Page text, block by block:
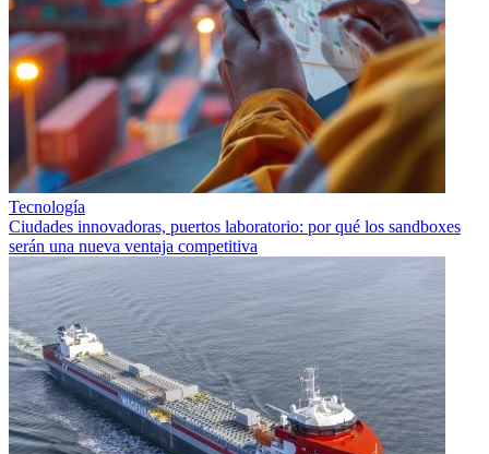
Tecnología
Ciudades innovadoras, puertos laboratorio: por qué los sandboxes
serán una nueva ventaja competitiva